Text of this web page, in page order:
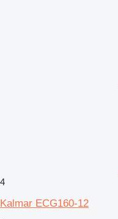
4
Kalmar ECG160-12